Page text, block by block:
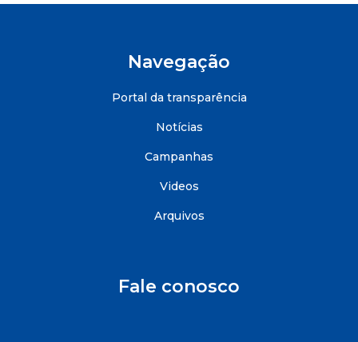
Navegação
Portal da transparência
Notícias
Campanhas
Videos
Arquivos
Fale conosco